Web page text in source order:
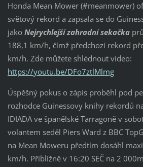
Honda Mean Mower (#meanmower)
světový rekord a zapsala se do
jako Nejrychlejší zahradní sekačka
188,1 km/h, čímž předchozí rekord
km/h. Zde můžete shlédnout video:
https://youtu.be/DFo7ztlMlmg
Úspěšný pokus o zápis proběhl pod
rozhodce Guinessovy knihy rekordů
IDIADA ve španělské Tarragoně v
volantem seděl Piers Ward z BBC
na Mean Moweru předtím dosáhl
km/h. Přibližně v 16:20 SEČ na 2